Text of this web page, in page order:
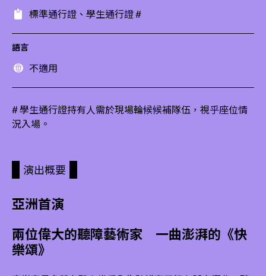
標準通行證、學生通行證 #
語言
不適用
# 學生通行證持有人需於現場輪候候補隊伍，視乎座位情
況入場。
演出概要
亞洲首演
兩位偉大的聽障藝術家 一曲澎湃的《快
樂頌》